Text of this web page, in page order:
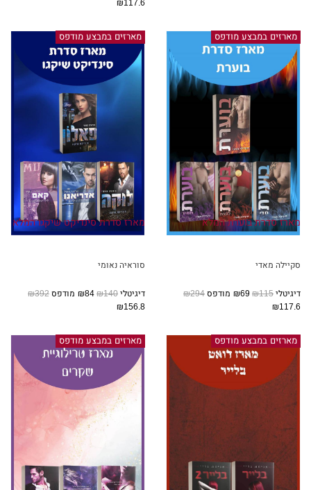
₪117.6
מארזים במבצע מודפס
מארז סדרת בוערת המלא
סקיילה מאדי
דיגיטלי₪115 מודפס₪294
₪117.6
מארזים במבצע מודפס
מארז סדרת סינדיקט שיקגו המלא
סוראיה נאומי
דיגיטלי₪140 מודפס₪392
₪156.8
מארזים במבצע מודפס מארזים במבצע מודפס